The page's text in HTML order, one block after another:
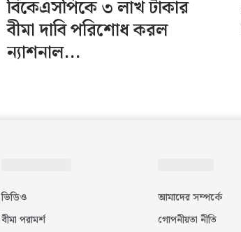
বিকেএসপিকে ৩ লাখ টাকার
বীমা দাবি পরিশোধ করল
ন্যাশনাল...
ভিডিও
বীমা পরামর্শ
আমাদের সম্পর্কে
গোপনীয়তা নীতি